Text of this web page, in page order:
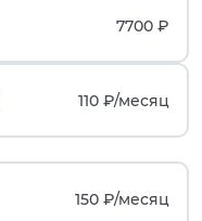
7700 ₽
110 ₽/месяц
150 ₽/месяц